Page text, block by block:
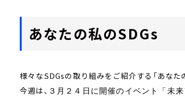
あなたの私のSDGs
様々なSDGsの取り組みをご紹介する「あなた
今週は、 ３月２４日に開催のイベント「未